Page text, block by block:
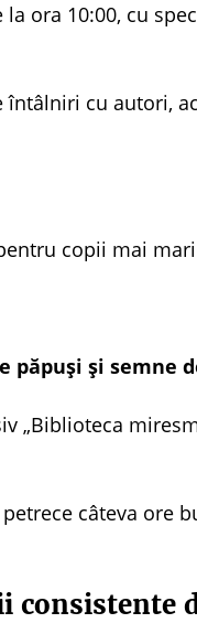
ora 10:00, cu
cu autori,
copii mai
păpuși și semne
„Biblioteca
câteva ore
consistente